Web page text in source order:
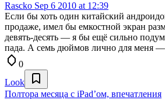
Rascko Sep 6 2010 at 12:39
Если бы хоть один китайский
продаже, имел бы емкостной экран
девять-десять — я бы ещё сильно
пада. А семь дюймов лично для меня —
0
Look
Полтора месяца с iPad’ом, впечатления